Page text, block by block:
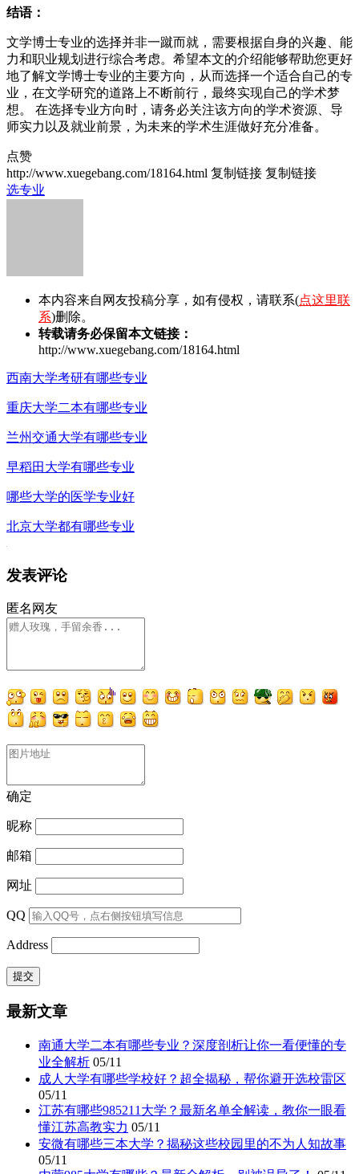
结语：
文学博士专业的选择并非一蹴而就，需要根据自身的兴趣、能
力和职业规划进行综合考虑。希望本文的介绍能够帮助您更好
地了解文学博士专业的主要方向，从而选择一个适合自己的专
业，在文学研究的道路上不断前行，最终实现自己的学术梦
想。 在选择专业方向时，请务必关注该方向的学术资源、导
师实力以及就业前景，为未来的学术生涯做好充分准备。
点赞
http://www.xuegebang.com/18164.html 复制链接 复制链接
选专业
本内容来自网友投稿分享，如有侵权，请联系(点这里联
系)删除。
转载请务必保留本文链接：
http://www.xuegebang.com/18164.html
西南大学考研有哪些专业
重庆大学二本有哪些专业
兰州交通大学有哪些专业
早稻田大学有哪些专业
哪些大学的医学专业好
北京大学都有哪些专业
发表评论
匿名网友
确定
昵称
邮箱
网址
QQ
Address
最新文章
南通大学二本有哪些专业？深度剖析让你一看便懂的专
业全解析 05/11
成人大学有哪些学校好？超全揭秘，帮你避开选校雷区
05/11
江苏有哪些985211大学？最新名单全解读，教你一眼看
懂江苏高教实力 05/11
安微有哪些三本大学？揭秘这些校园里的不为人知故事
05/11